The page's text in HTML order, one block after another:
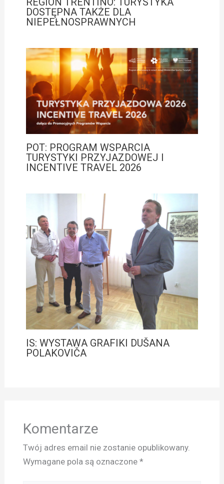
DOSTĘPNA TAKŻE DLA
NIEPEŁNOSPRAWNYCH
POT: PROGRAM WSPARCIA
TURYSTYKI PRZYJAZDOWEJ I
INCENTIVE TRAVEL 2026
IS: WYSTAWA GRAFIKI DUŠANA
POLAKOVIČA
Komentarze
Twój adres email nie zostanie opublikowany.
Wymagane pola są oznaczone *